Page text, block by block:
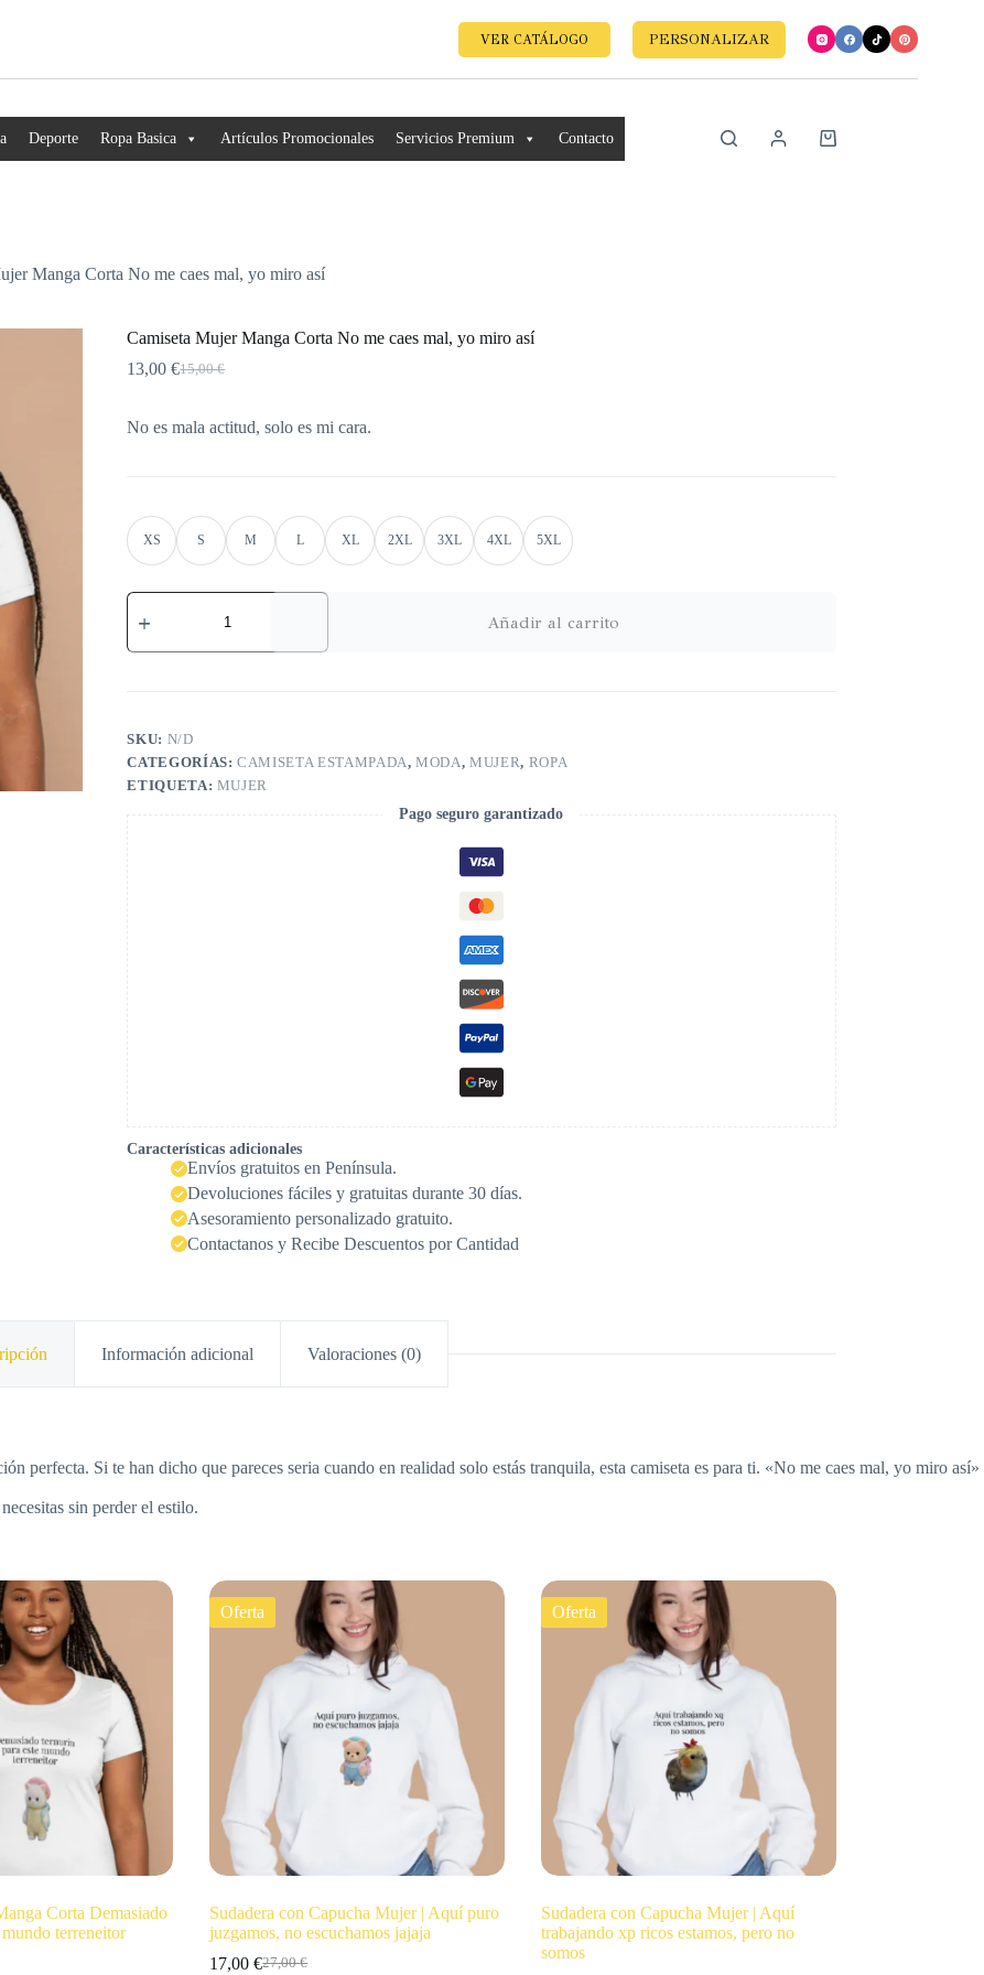
VER CATÁLOGO PERSONALIZAR
Deporte Ropa Basica Artículos Promocionales Servicios Premium Contacto
Manga Corta No me caes mal, yo miro así
Camiseta Mujer Manga Corta No me caes mal, yo miro así
15,00€
13,00€
No es mala actitud, solo es mi cara.
XS S M L XL 2XL 3XL 4XL 5XL
Añadir al carrito
SKU: N/D
CATEGORÍAS:CAMISETA ESTAMPADA,MODA,MUJER, ROPA
ETIQUETA: MUJER
Pago seguro garantizado
Características adicionales
Envíos gratuitos en Península.
Devoluciones fáciles y gratuitas durante 30 días.
Asesoramiento personalizado gratuito.
Contactanos y Recibe Descuentos por Cantidad
Información adicional Valoraciones (0)
perfecta. Si te han dicho que pareces seria cuando en realidad solo estás tranquila, esta camiseta es para ti. «No me caes mal, yo miro así»
sin perder el estilo.
Corta Demasiado
terreneitor
Oferta
Sudadera con Capucha Mujer | Aquí puro
juzgamos, no escuchamos jajaja
27,00€
17,00€
Oferta
Sudadera con Capucha Mujer | Aquí
trabajando xp ricos estamos, pero no
somos